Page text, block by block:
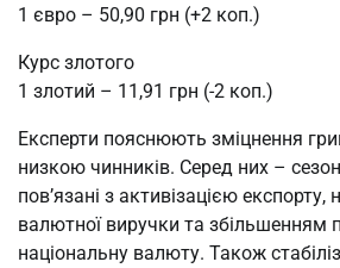
1 євро – 50,90 грн (+2 коп.)
Курс злотого
1 злотий – 11,91 грн (-2 коп.)
Експерти пояснюють зміцнення
низкою чинників. Серед них –
пов’язані з активізацією
валютної виручки та збільшенням
національну валюту. Також